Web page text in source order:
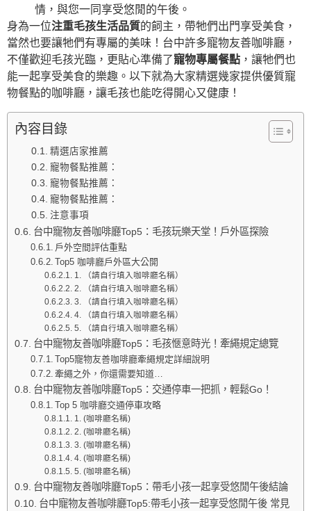
情，與您一同享受悠閒的午後。
身為一位注重毛孩生活品質的飼主，帶牠們出門享受美食，
當然也要讓牠們有專屬的美味！台中許多寵物友善咖啡廳，
不僅歡迎毛孩光臨，更貼心準備了寵物專屬餐點 ，讓牠們也
能一起享受美食的樂趣。以下就為大家精選幾家提供優質寵
物餐點的咖啡廳，讓毛孩也能吃得開心又健康！
內容目錄
精選店家推薦
寵物餐點推薦：
寵物餐點推薦：
寵物餐點推薦：
注意事項
台中寵物友善咖啡廳Top5：毛孩玩樂天堂！戶外區探險
戶外空間評估重點
Top5 咖啡廳戶外區大公開
1. （請自行填入咖啡廳名稱）
2. （請自行填入咖啡廳名稱）
3. （請自行填入咖啡廳名稱）
4. （請自行填入咖啡廳名稱）
5. （請自行填入咖啡廳名稱）
台中寵物友善咖啡廳Top5：毛孩愜意時光！牽繩規定總覽
Top5寵物友善咖啡廳牽繩規定詳細說明
牽繩之外，你還需要知道…
台中寵物友善咖啡廳Top5：交通停車一把抓，輕鬆Go！
Top 5 咖啡廳交通停車攻略
1. (咖啡廳名稱)
2. (咖啡廳名稱)
3. (咖啡廳名稱)
4. (咖啡廳名稱)
5. (咖啡廳名稱)
台中寵物友善咖啡廳Top5：帶毛小孩一起享受悠閒午後結論
台中寵物友善咖啡廳Top5:帶毛小孩一起享受悠閒午後 常見